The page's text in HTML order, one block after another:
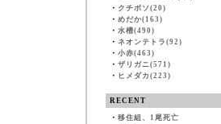
・ クチボソ(20)
・ めだか(163)
・ 水槽(490)
・ ネオンテトラ(92)
・ 小赤(463)
・ ザリガニ(571)
・ ヒメダカ(223)
RECENT
・ 移住組、1尾死亡